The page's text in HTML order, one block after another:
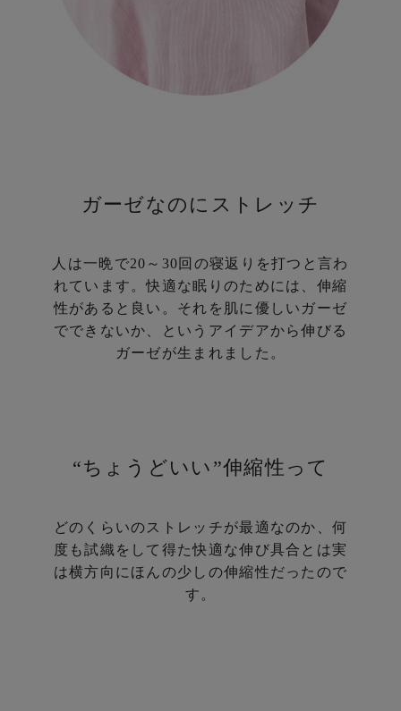
ガーゼなのにストレッチ
人は一晩で20～30回の寝返りを打つと言わ
れています。快適な眠りのためには、伸縮
性があると良い。 それを肌に優しいガーゼ
でできないか、という アイデアから伸びる
ガーゼが生まれました。
“ちょうどいい”伸縮性って
どのくらいのストレッチが最適なのか、何
度も試織をして得た快適な伸び具合とは実
は横方向にほんの少しの伸縮性だったので
す。